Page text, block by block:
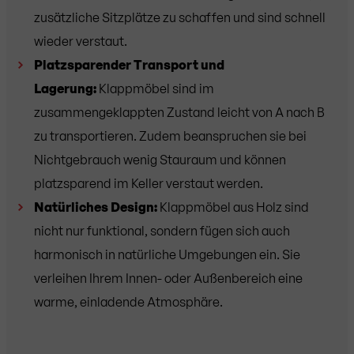
zusätzliche Sitzplätze zu schaffen und sind schnell
wieder verstaut.
Platzsparender Transport und
Lagerung: Klappmöbel sind im
zusammengeklappten Zustand leicht von A nach B
zu transportieren. Zudem beanspruchen sie bei
Nichtgebrauch wenig Stauraum und können
platzsparend im Keller verstaut werden.
Natürliches Design: Klappmöbel aus Holz sind
nicht nur funktional, sondern fügen sich auch
harmonisch in natürliche Umgebungen ein. Sie
verleihen Ihrem Innen- oder Außenbereich eine
warme, einladende Atmosphäre.